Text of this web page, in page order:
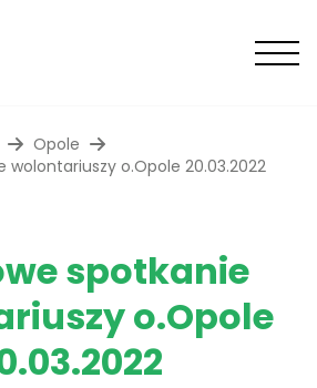
Opole
wolontariuszy o.Opole 20.03.2022
spotkanie
o.Opole